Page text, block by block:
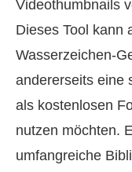
Videothumbnails
Dieses Tool kann
Wasserzeichen-
andererseits eine
als kostenlosen
nutzen möchten.
umfangreiche